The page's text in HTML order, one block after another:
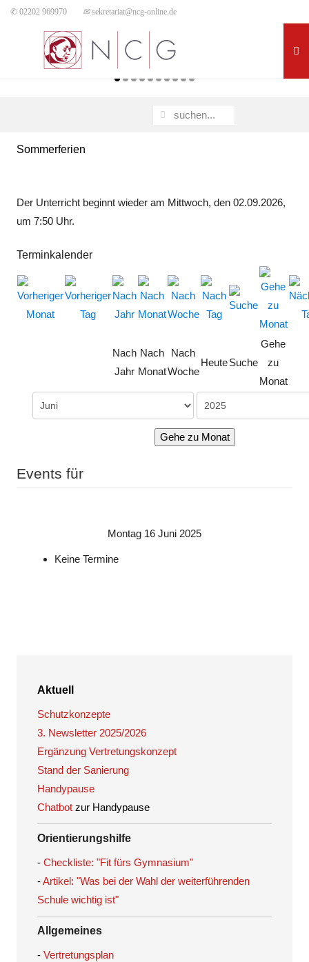
✆ 02202 969970 ✉sekretariat@ncg-online.de
Sommerferien
Der Unterricht beginnt wieder am Mittwoch, den 02.09.2026,
um 7:50 Uhr.
Terminkalender
Nach
Jahr
Nach
Monat
Nach
Woche
HeuteSuche
Gehe
zu
Monat
Gehe zu Monat
Events für
Montag 16 Juni 2025
Keine Termine
Aktuell
Schutzkonzepte
3. Newsletter 2025/2026
Ergänzung Vertretungskonzept
Stand der Sanierung
Handypause
Chatbotzur Handypause
Orientierungshilfe
- Checkliste: "Fit fürs Gymnasium"
-Artikel: "Was bei der Wahl der weiterführenden
Schule wichtig ist"
Allgemeines
- Vertretungsplan